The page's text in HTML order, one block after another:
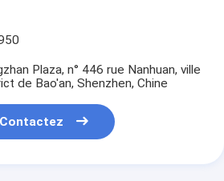
Plaza, n° 446 rue Nanhuan, ville
de Bao'an, Shenzhen, Chine
Contactez